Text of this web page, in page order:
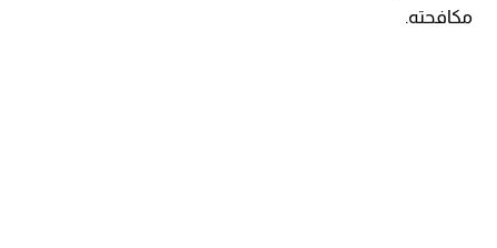
مكافحته.